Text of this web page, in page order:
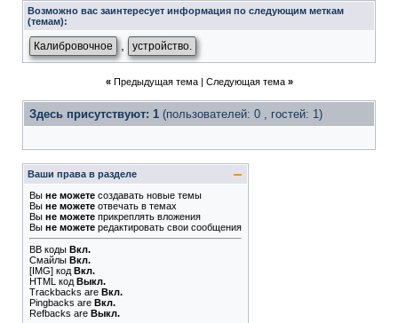
Возможно вас заинтересует информация по следующим меткам
(темам):
Калибровочное устройство.
« Предыдущая тема| Следующая тема »
Здесь присутствуют: 1 (пользователей: 0 , гостей: 1)
Ваши права в разделе
Вы не можете создавать новые темы
Вы не можете отвечать в темах
Вы не можете прикреплять вложения
Вы не можете редактировать свои сообщения
BB коды Вкл.
Смайлы Вкл.
[IMG] код Вкл.
HTML код Выкл.
Trackbacks are Вкл.
Pingbacks are Вкл.
Refbacks are Выкл.